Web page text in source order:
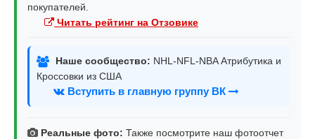
покупателей.
Читать рейтинг на Отзовике
Наше сообщество: NHL-NFL-NBA Атрибутика и
Кроссовки из США
Вступить в главную группу ВК
Реальные фото: Также посмотрите наш фотоотчет